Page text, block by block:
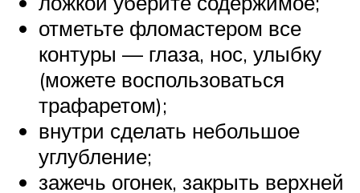
отметьте фломастером все
контуры — глаза, нос, улыбку
(можете воспользоваться
трафаретом);
внутри сделать небольшое
углубление;
зажечь огонек, закрыть верхней